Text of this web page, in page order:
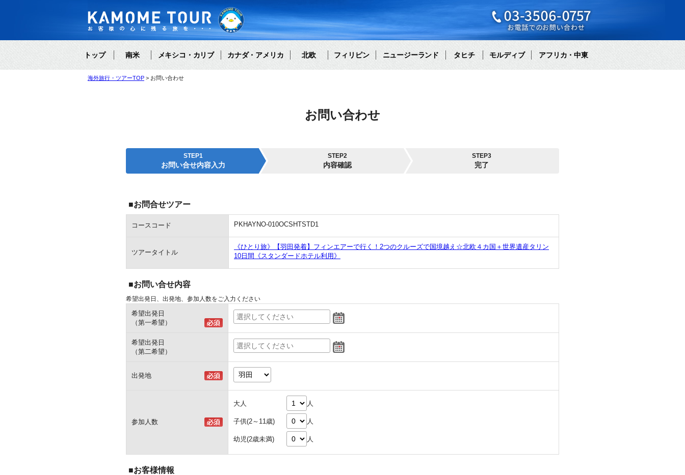
トップ 南米 メキシコ・カリブ カナダ・アメリカ 北欧 フィリピン ニュージーランド タヒチ モルディブ アフリカ・中東
海外旅行・ツアーTOP お問い合わせ
お問い合わせ
STEP1
お問い合せ内容入力
STEP2
内容確認
STEP3
完了
■お問合せツアー
コースコード PKHAYNO-010OCSHTSTD1
ツアータイトル
《ひとり旅》【羽田発着】フィンエアーで行く！2つのクルーズで国境越え☆北欧４カ国＋世界遺産タリン
10日間《スタンダードホテル利用》
■お問い合せ内容
希望出発日、出発地、参加人数をご入力ください
希望出発日
（第一希望）
希望出発日
（第二希望）
出発地
参加人数
大人 人
子供(2～11歳) 人
幼児(2歳未満) 人
■お客様情報